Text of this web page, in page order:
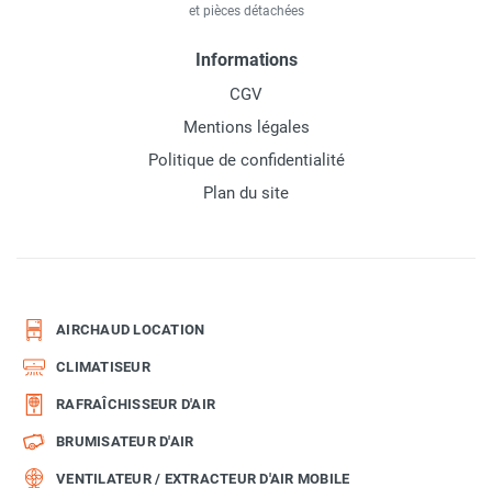
et pièces détachées
Informations
CGV
Mentions légales
Politique de confidentialité
Plan du site
AIRCHAUD LOCATION
CLIMATISEUR
RAFRAÎCHISSEUR D'AIR
BRUMISATEUR D'AIR
VENTILATEUR / EXTRACTEUR D'AIR MOBILE